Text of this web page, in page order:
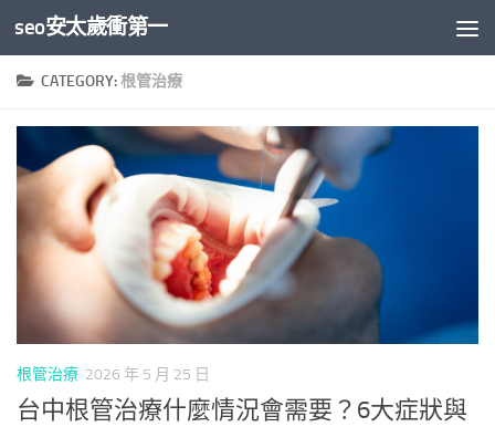
Skip to content
seo安太歲衝第一
CATEGORY:根管治療
根管治療 2026 年 5 月 25 日
台中根管治療什麼情況會需要？6大症狀與